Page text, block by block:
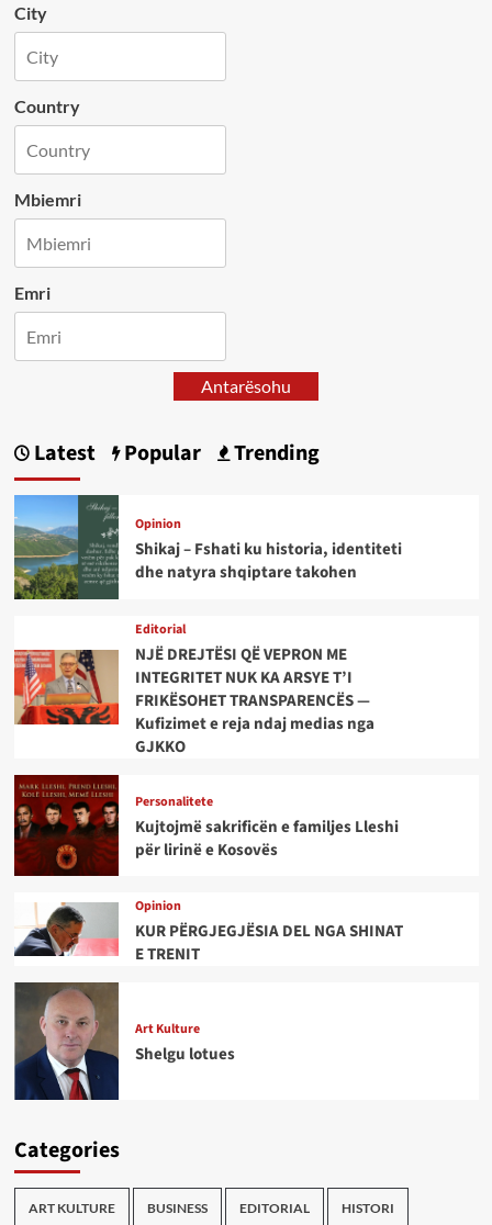
City
Country
Mbiemri
Emri
Antarësohu
Latest Popular Trending
Opinion
Shikaj – Fshati ku historia, identiteti
dhe natyra shqiptare takohen
Editorial
NJË DREJTËSI QË VEPRON ME
INTEGRITET NUK KA ARSYE T’I
FRIKËSOHET TRANSPARENCËS —
Kufizimet e reja ndaj medias nga
GJKKO
Personalitete
Kujtojmë sakrificën e familjes Lleshi
për lirinë e Kosovës
Opinion
KUR PËRGJEGJËSIA DEL NGA SHINAT
E TRENIT
Art Kulture
Shelgu lotues
Categories
ART KULTURE BUSINESS EDITORIAL HISTORI